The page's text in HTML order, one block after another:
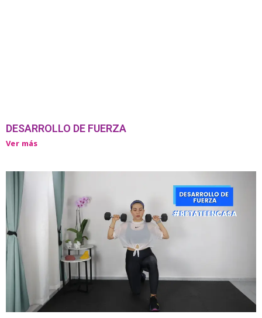
DESARROLLO DE FUERZA
Ver más